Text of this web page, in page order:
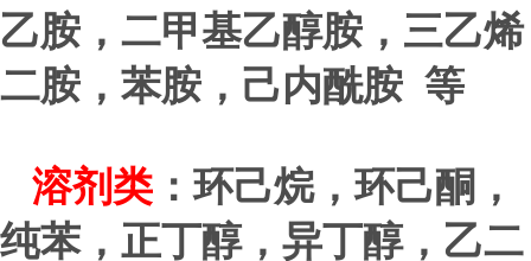
乙胺，二甲基乙醇胺，三乙烯
二胺，苯胺，己内酰胺 等
溶剂类 ：环己烷，环己酮，
纯苯，正丁醇，异丁醇，乙二